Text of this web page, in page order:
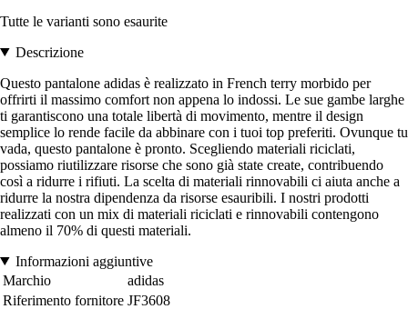
Tutte le varianti sono esaurite
Descrizione
Questo pantalone adidas è realizzato in French terry morbido per
offrirti il massimo comfort non appena lo indossi. Le sue gambe larghe
ti garantiscono una totale libertà di movimento, mentre il design
semplice lo rende facile da abbinare con i tuoi top preferiti. Ovunque tu
vada, questo pantalone è pronto. Scegliendo materiali riciclati,
possiamo riutilizzare risorse che sono già state create, contribuendo
così a ridurre i rifiuti. La scelta di materiali rinnovabili ci aiuta anche a
ridurre la nostra dipendenza da risorse esauribili. I nostri prodotti
realizzati con un mix di materiali riciclati e rinnovabili contengono
almeno il 70% di questi materiali.
Informazioni aggiuntive
Marchio
adidas
Riferimento fornitore JF3608